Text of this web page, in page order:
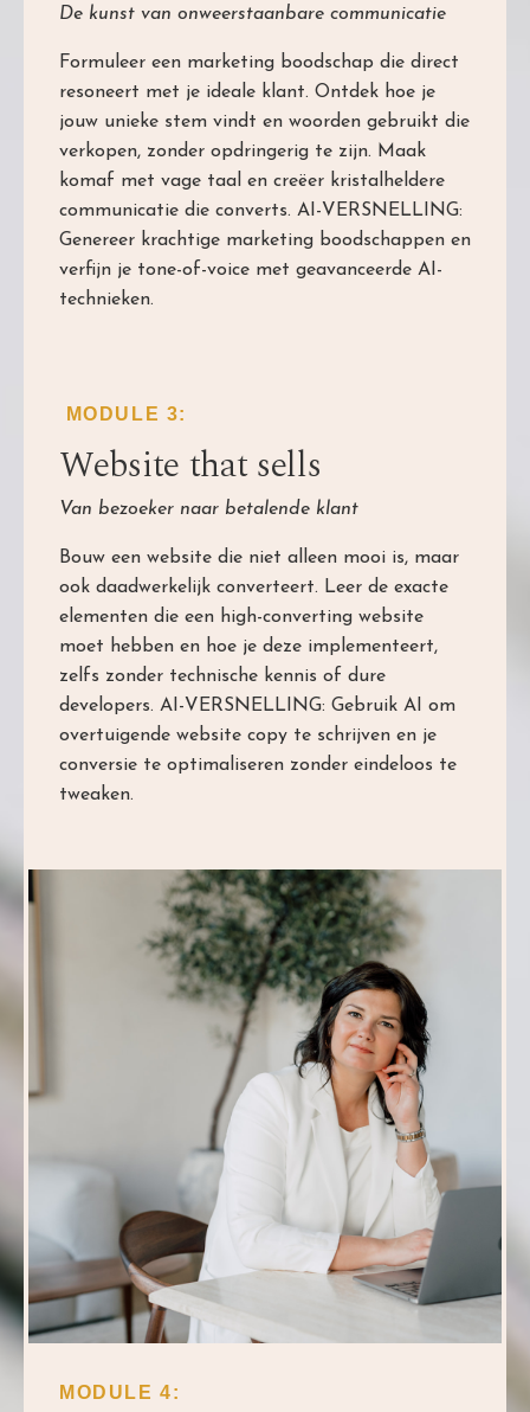
De kunst van onweerstaanbare communicatie
Formuleer een marketing boodschap die direct
resoneert met je ideale klant. Ontdek hoe je
jouw unieke stem vindt en woorden gebruikt die
verkopen, zonder opdringerig te zijn. Maak
komaf met vage taal en creëer kristalheldere
communicatie die converts. AI-VERSNELLING:
Genereer krachtige marketing boodschappen en
verfijn je tone-of-voice met geavanceerde AI-
technieken.
MODULE 3:
Website that sells
Van bezoeker naar betalende klant
Bouw een website die niet alleen mooi is, maar
ook daadwerkelijk converteert. Leer de exacte
elementen die een high-converting website
moet hebben en hoe je deze implementeert,
zelfs zonder technische kennis of dure
developers. AI-VERSNELLING: Gebruik AI om
overtuigende website copy te schrijven en je
conversie te optimaliseren zonder eindeloos te
tweaken.
MODULE 4: